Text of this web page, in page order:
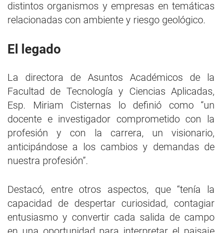
distintos organismos y empresas en temáticas
relacionadas con ambiente y riesgo geológico.
El legado
La directora de Asuntos Académicos de la
Facultad de Tecnología y Ciencias Aplicadas,
Esp. Miriam Cisternas lo definió como “un
docente e investigador comprometido con la
profesión y con la carrera, un visionario,
anticipándose a los cambios y demandas de
nuestra profesión”.
Destacó, entre otros aspectos, que “tenía la
capacidad de despertar curiosidad, contagiar
entusiasmo y convertir cada salida de campo